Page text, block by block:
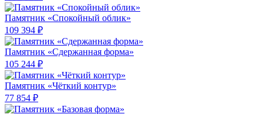
Памятник «Спокойный облик»
109 394 ₽
Памятник «Сдержанная форма»
105 244 ₽
Памятник «Чёткий контур»
77 854 ₽